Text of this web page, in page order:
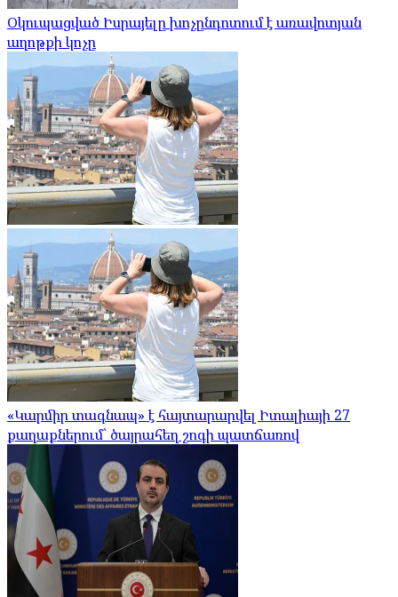
Օկուպացված Իսրայելը խոչընդոտում է առավոտյան
աղոթքի կոչը
«Կարմիր տագնապ» է հայտարարվել Իտալիայի 27
քաղաքներում՝ ծայրահեղ շոգի պատճառով